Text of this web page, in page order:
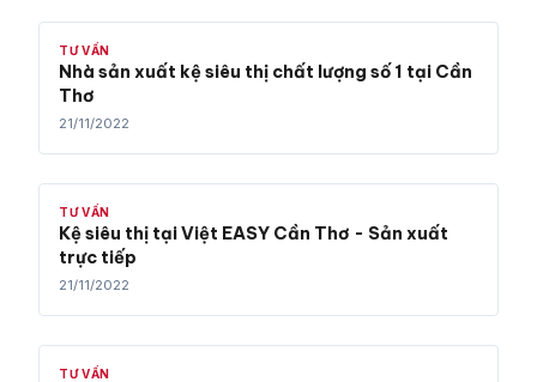
TƯ VẤN
Nhà sản xuất kệ siêu thị chất lượng số 1 tại Cần
Thơ
21/11/2022
TƯ VẤN
Kệ siêu thị tại Việt EASY Cần Thơ - Sản xuất
trực tiếp
21/11/2022
TƯ VẤN